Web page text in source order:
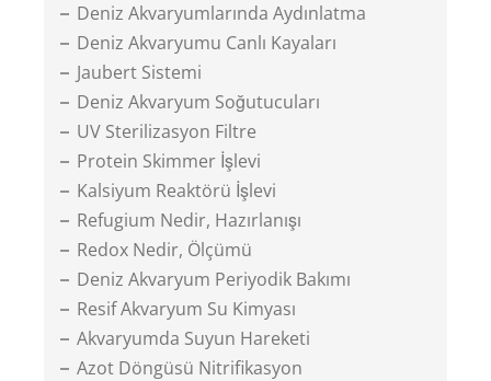
Deniz Akvaryumlarında Aydınlatma
Deniz Akvaryumu Canlı Kayaları
Jaubert Sistemi
Deniz Akvaryum Soğutucuları
UV Sterilizasyon Filtre
Protein Skimmer İşlevi
Kalsiyum Reaktörü İşlevi
Refugium Nedir, Hazırlanışı
Redox Nedir, Ölçümü
Deniz Akvaryum Periyodik Bakımı
Resif Akvaryum Su Kimyası
Akvaryumda Suyun Hareketi
Azot Döngüsü Nitrifikasyon